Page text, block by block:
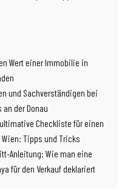
Wert einer Immobilie in
und Sachverständigen bei
der Donau
Checkliste für einen
Tipps und Tricks
Anleitung: Wie man eine
für den Verkauf deklariert